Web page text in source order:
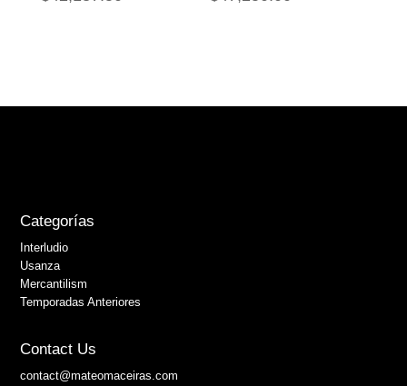
Categorías
Interludio
Usanza
Mercantilism
Temporadas Anteriores
Contact Us
contact@mateomaceiras.com